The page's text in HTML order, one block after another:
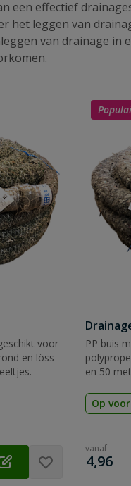
een effectief
het leggen van
van drainage in
voor
en löss
PP buis
en 50
Op
vanaf
€
4,96